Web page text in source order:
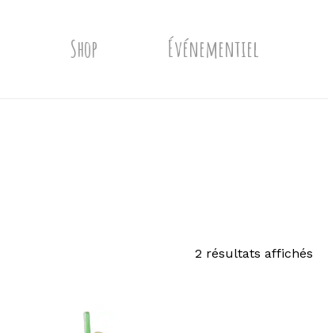
Shop Événementiel
2 résultats affichés